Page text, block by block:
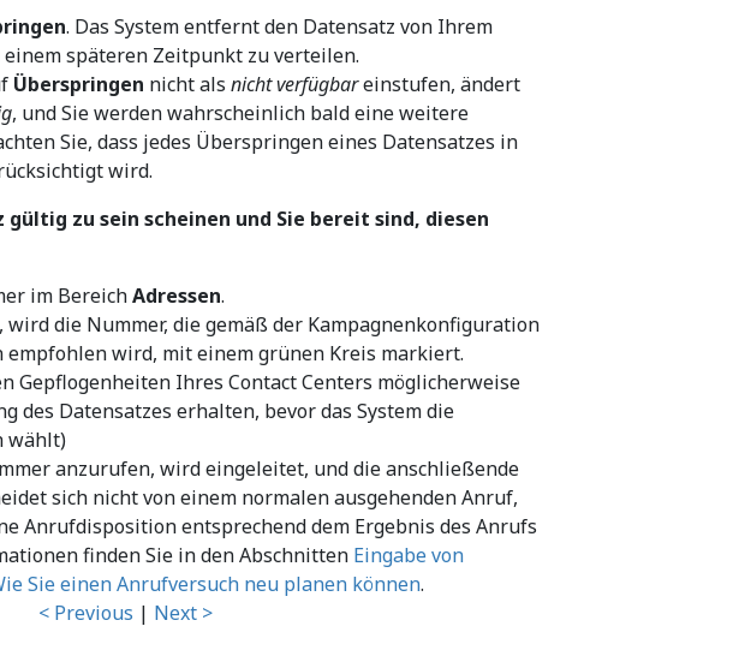
. Das System entfernt den Datensatz von Ihrem
späteren Zeitpunkt zu verteilen.
Überspringen nicht als nicht verfügbareinstufen, ändert
, und Sie werden wahrscheinlich bald eine weitere
Sie, dass jedes Überspringen eines Datensatzes in
wird.
zu sein scheinen und Sie bereit sind, diesen
im BereichAdressen.
die Nummer, die gemäß der Kampagnenkonfiguration
empfohlen wird, mit einem grünen Kreis markiert.
Gepflogenheiten Ihres Contact Centers möglicherweise
des Datensatzes erhalten, bevor das System die
wählt)
anzurufen, wird eingeleitet, und die anschließende
sich nicht von einem normalen ausgehenden Anruf,
Anrufdisposition entsprechend dem Ergebnis des Anrufs
finden Sie in den Abschnitten Eingabe von
Sie einen Anrufversuch neu planen können.
< Previous | Next >